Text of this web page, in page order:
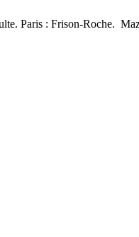
Paris : Frison-Roche. 